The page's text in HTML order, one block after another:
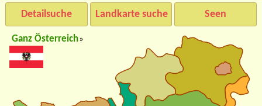
Detailsuche Landkarte suche Seen
Ganz Österreich»